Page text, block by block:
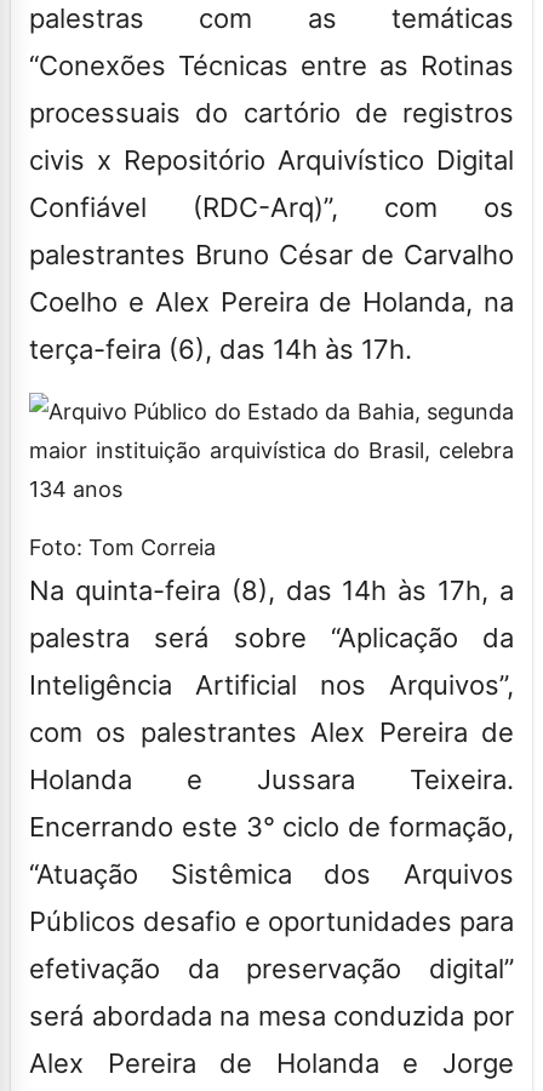
palestras com as temáticas
“Conexões Técnicas entre as Rotinas
processuais do cartório de registros
civis x Repositório Arquivístico Digital
Confiável (RDC-Arq)”, com os
palestrantes Bruno César de Carvalho
Coelho e Alex Pereira de Holanda, na
terça-feira (6), das 14h às 17h.
Foto: Tom Correia
Na quinta-feira (8), das 14h às 17h, a
palestra será sobre “Aplicação da
Inteligência Artificial nos Arquivos”,
com os palestrantes Alex Pereira de
Holanda e Jussara Teixeira.
Encerrando este 3° ciclo de formação,
“Atuação Sistêmica dos Arquivos
Públicos desafio e oportunidades para
efetivação da preservação digital”
será abordada na mesa conduzida por
Alex Pereira de Holanda e Jorge